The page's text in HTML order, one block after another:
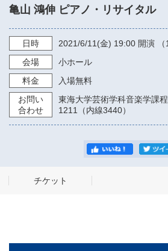
亀山 鴻伸 ピアノ・リサイタル
日時 2021/6/11 (金) 19:00 開演 （
会場
小ホール
料金
入場無料
お問い
合わせ
東海大学芸術学科音楽学課
1211（内線3440）
チケット